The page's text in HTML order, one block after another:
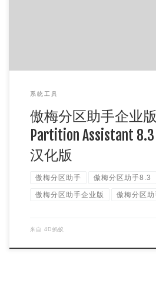
系统工具
傲梅分区助手企业版
Partition Assistant
汉化版
傲梅分区助手 傲梅分区助手8.3
傲梅分区助手企业版 傲梅分区
来自 4D蚂蚁